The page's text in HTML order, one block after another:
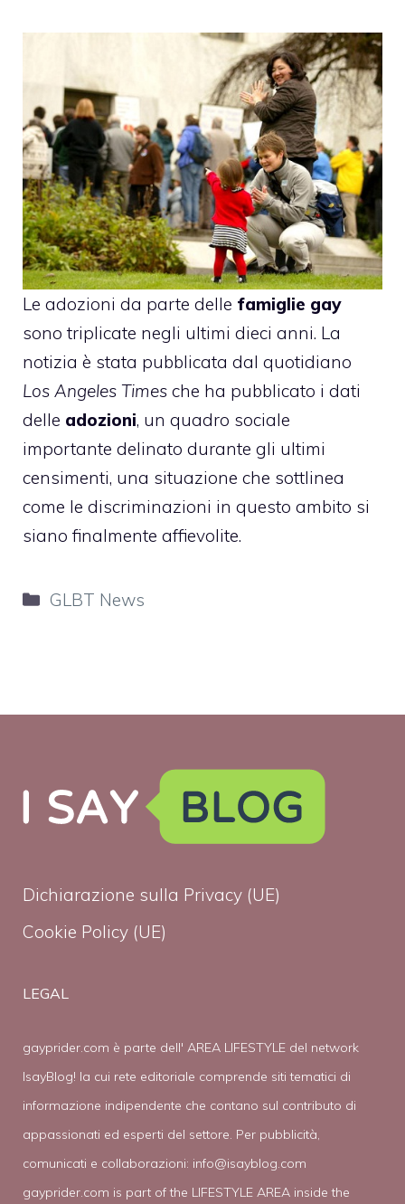
Le adozioni da parte delle famiglie gay
sono triplicate negli ultimi dieci anni. La
notizia è stata pubblicata dal quotidiano
Los Angeles Times che ha pubblicato i dati
delle adozioni, un quadro sociale
importante delinato durante gli ultimi
censimenti, una situazione che sottlinea
come le discriminazioni in questo ambito si
siano finalmente affievolite.
Categorie
GLBT News
Dichiarazione sulla Privacy (UE)
Cookie Policy (UE)
LEGAL
gayprider.com è parte dell' AREA LIFESTYLE del network
IsayBlog! la cui rete editoriale comprende siti tematici di
informazione indipendente che contano sul contributo di
appassionati ed esperti del settore. Per pubblicità,
comunicati e collaborazioni: info@isayblog.com
gayprider.com is part of the LIFESTYLE AREA inside the